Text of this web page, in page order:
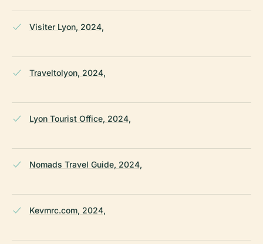
Visiter Lyon, 2024,
Traveltolyon, 2024,
Lyon Tourist Office, 2024,
Nomads Travel Guide, 2024,
Kevmrc.com, 2024,